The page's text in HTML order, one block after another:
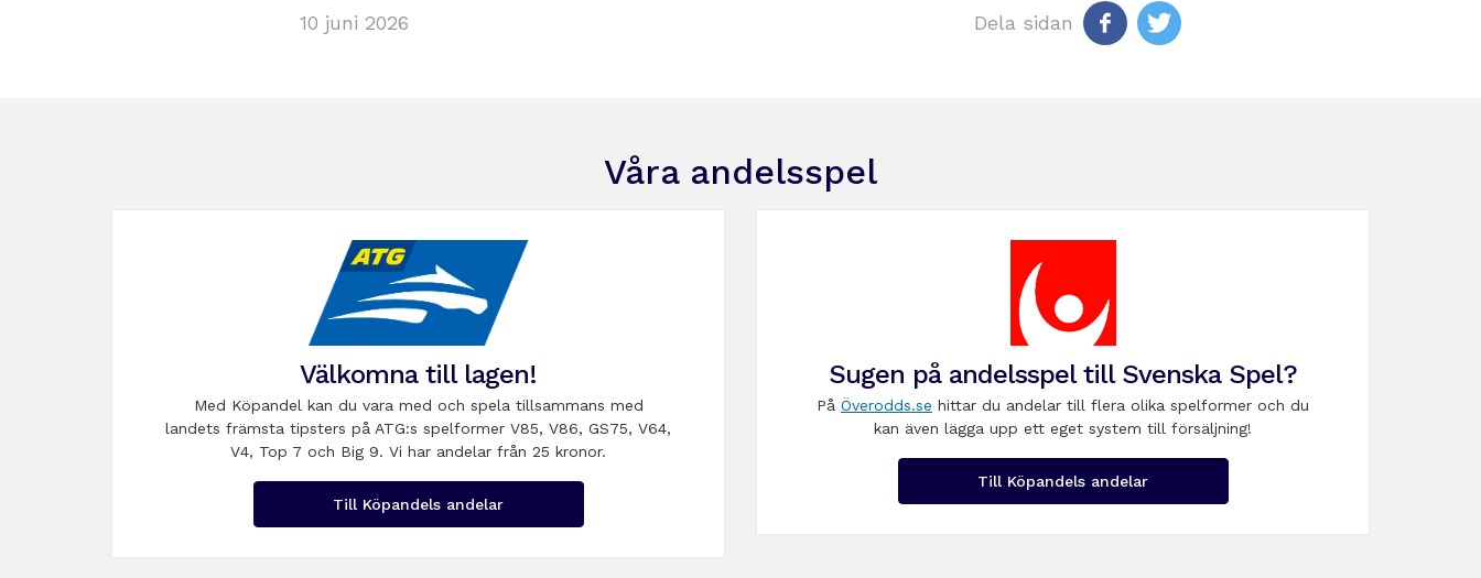
Dela sidan
10 juni 2026
Våra andelsspel
Välkomna till lagen!
Med Köpandel kan du vara med och spela tillsammans med
landets främsta tipsters på ATG:s spelformer V85, V86, GS75, V64,
V4, Top 7 och Big 9. Vi har andelar från 25 kronor.
Till Köpandels andelar
Sugen på andelsspel till Svenska Spel?
På Överodds.se hittar du andelar till flera olika spelformer och du
kan även lägga upp ett eget system till försäljning!
Till Köpandels andelar